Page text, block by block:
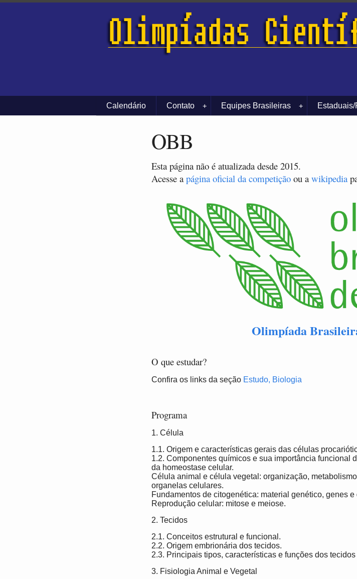
Calendário +
Contato +
Equipes Brasileiras
OBB
Esta página não é atualizada desde 2015.
Acesse a página oficial da competição ou a wikipedia
Olimpíada
O que estudar?
Confira os links da seção Estudo, Biologia
Programa
1. Célula
1.1. Origem e características gerais das células
1.2. Componentes químicos e sua importância funcional
da homeostase celular.
Célula animal e célula vegetal: organização,
organelas celulares.
Fundamentos de citogenética: material genético, genes e
Reprodução celular: mitose e meiose.
2. Tecidos
2.1. Conceitos estrutural e funcional.
2.2. Origem embrionária dos tecidos.
2.3. Principais tipos, características e funções dos
3. Fisiologia Animal e Vegetal